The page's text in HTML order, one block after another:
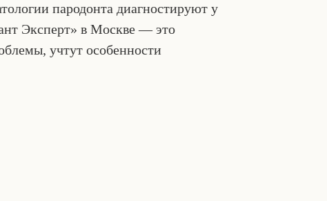
пародонта диагностируют у
Эксперт» в Москве — это
учтут особенности